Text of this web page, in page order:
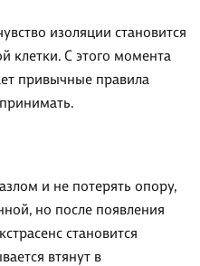
изоляции становится
клетки. С этого момента
привычные правила
и не потерять опору,
но после появления
становится
втянут в